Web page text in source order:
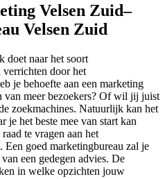
Velsen Zuid–
Velsen Zuid
doet naar het soort
door het
je behoefte aan een marketing
van meer bezoekers? Of wil jij juist
zoekmachines. Natuurlijk kan het
je het beste mee van start kan
te vragen aan het
goed marketingbureau zal je
een gedegen advies. De
in welke opzichten jouw